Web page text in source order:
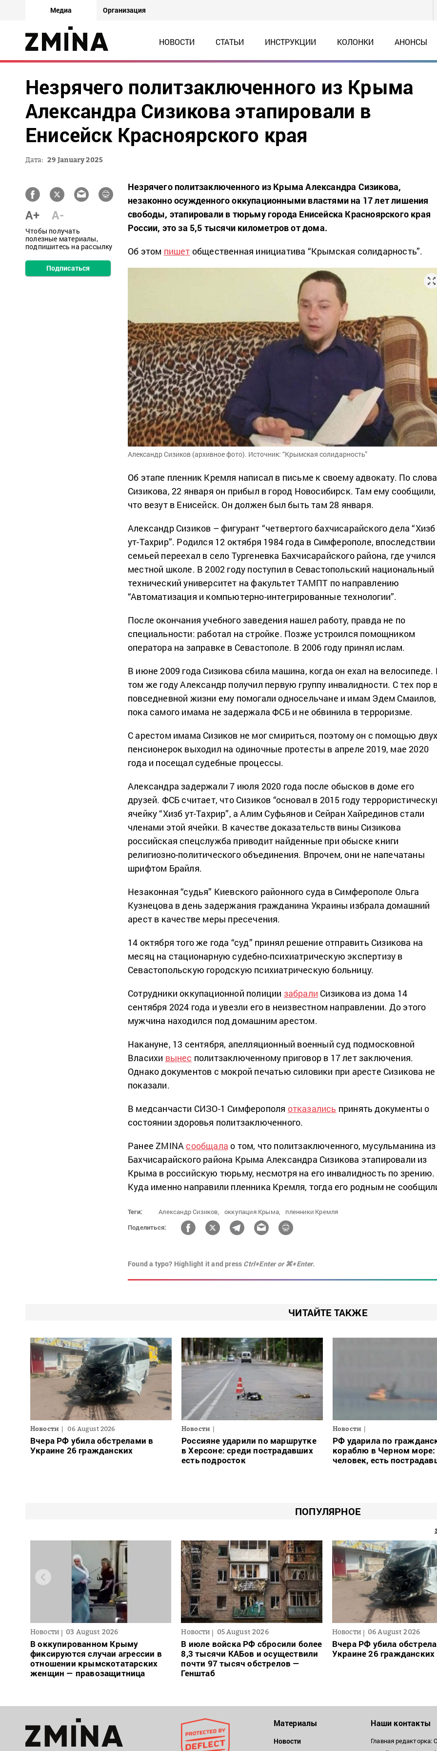
Медиа Организация
НОВОСТИ СТАТЬИ ИНСТРУКЦИИ КОЛОНКИ АНОНСЫ
Незрячего политзаключенного из Крыма
Александра Сизикова этапировали в
Енисейск Красноярского края
Дата: 29 January 2025
A+ A-
Чтобы получать
полезные материалы,
подпишитесь на рассылку
Подписаться
Незрячего политзаключенного из Крыма Александра Сизикова,
незаконно осужденного оккупационными властями на 17 лет лишения
свободы, этапировали в тюрьму города Енисейска Красноярского края
России, это за 5,5 тысячи километров от дома.
Об этом пишет общественная инициатива “Крымская солидарность”.
Александр Сизиков (архивное фото). Источник: “Крымская солидарность”
Об этапе пленник Кремля написал в письме к своему адвокату. По
Сизикова, 22 января он прибыл в город Новосибирск. Там ему сообщили,
что везут в Енисейск. Он должен был быть там 28 января.
Александр Сизиков – фигурант “четвертого бахчисарайского дела “Хизб
ут-Тахрир”. Родился 12 октября 1984 года в Симферополе,
семьей переехал в село Тургеневка Бахчисарайского района, где
местной школе. В 2002 году поступил в Севастопольский национальный
технический университет на факультет ТАМПТ по направлению
“Автоматизация и компьютерно-интегрированные технологии”.
После окончания учебного заведения нашел работу, правда не по
специальности: работал на стройке. Позже устроился помощником
оператора на заправке в Севастополе. В 2006 году принял ислам.
В июне 2009 года Сизикова сбила машина, когда он ехал на велосипеде.
том же году Александр получил первую группу инвалидности. С тех пор
повседневной жизни ему помогали односельчане и имам Эдем Смаилов,
пока самого имама не задержала ФСБ и не обвинила в терроризме.
С арестом имама Сизиков не мог смириться, поэтому он с помощью
пенсионерок выходил на одиночные протесты в апреле 2019, мае 2020
года и посещал судебные процессы.
Александра задержали 7 июля 2020 года после обысков в доме его
друзей. ФСБ считает, что Сизиков “основал в 2015 году
ячейку “Хизб ут-Тахрир”, а Алим Суфьянов и Сейран Хайрединов стали
членами этой ячейки. В качестве доказательств вины Сизикова
российская спецслужба приводит найденные при обыске книги
религиозно-политического объединения. Впрочем, они не напечатаны
шрифтом Брайля.
Незаконная “судья” Киевского районного суда в Симферополе Ольга
Кузнецова в день задержания гражданина Украины избрала домашний
арест в качестве меры пресечения.
14 октября того же года “суд” принял решение отправить Сизикова на
месяц на стационарную судебно-психиатрическую экспертизу в
Севастопольскую городскую психиатрическую больницу.
Сотрудники оккупационной полиции забрали Сизикова из дома 14
сентября 2024 года и увезли его в неизвестном направлении. До этого
мужчина находился под домашним арестом.
Накануне, 13 сентября, апелляционный военный суд подмосковной
Власихи вынес политзаключенному приговор в 17 лет заключения.
Однако документов с мокрой печатью силовики при аресте Сизикова не
показали.
В медсанчасти СИЗО-1 Симферополя отказались принять документы о
состоянии здоровья политзаключенного.
Ранее ZMINA сообщала о том, что политзаключенного, мусульманина из
Бахчисарайского района Крыма Александра Сизикова этапировали из
Крыма в российскую тюрьму, несмотря на его инвалидность по зрению.
Куда именно направили пленника Кремля, тогда его родным не
Теги: Александр Сизиков, оккупация Крыма,
пленники Кремля
Поделиться:
Found a typo? Highlight it and press Ctrl+Enter or ⌘+Enter.
ЧИТАЙТЕ ТАКЖЕ
Новости 06 August 2026
Вчера РФ убила обстрелами в
Украине 26 гражданских
Новости
Россияне ударили по маршрутке
в Херсоне: среди пострадавших
есть подросток
Новости
РФ ударила по
кораблю в Черном море:
человек, есть
ПОПУЛЯРНОЕ
Новости 03 August 2026
В оккупированном Крыму
фиксируются случаи агрессии в
отношении крымскотатарских
женщин — правозащитница
Новости 05 August 2026
В июле войска РФ сбросили более
8,3 тысячи КАБов и осуществили
почти 97 тысяч обстрелов —
Генштаб
Новости 06 August 2026
Вчера РФ убила
Украине 26 гражданских
Материалы
Новости
Наши контакты
Главная редакторка: